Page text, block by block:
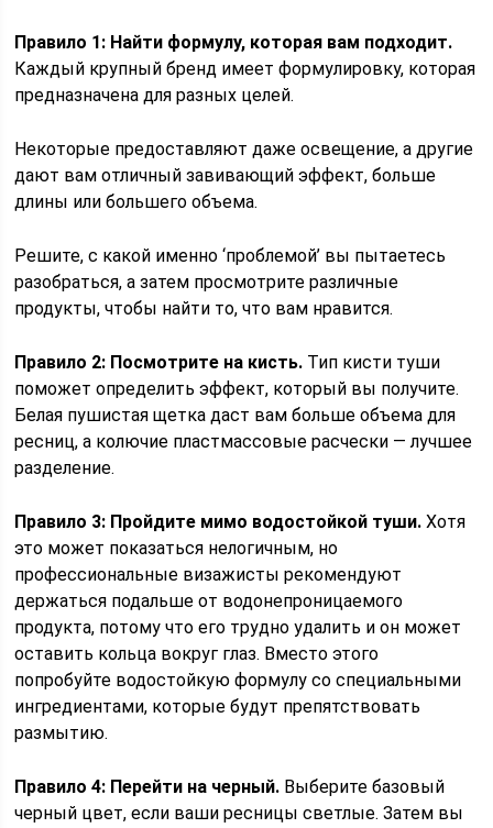
Правило 1: Найти формулу, которая вам подходит.
Каждый крупный бренд имеет формулировку, которая
предназначена для разных целей.
Некоторые предоставляют даже освещение, а другие
дают вам отличный завивающий эффект, больше
длины или большего объема.
Решите, с какой именно ‘проблемой’ вы пытаетесь
разобраться, а затем просмотрите различные
продукты, чтобы найти то, что вам нравится.
Правило 2: Посмотрите на кисть. Тип кисти туши
поможет определить эффект, который вы получите.
Белая пушистая щетка даст вам больше объема для
ресниц, а колючие пластмассовые расчески — лучшее
разделение.
Правило 3: Пройдите мимо водостойкой туши. Хотя
это может показаться нелогичным, но
профессиональные визажисты рекомендуют
держаться подальше от водонепроницаемого
продукта, потому что его трудно удалить и он может
оставить кольца вокруг глаз. Вместо этого
попробуйте водостойкую формулу со специальными
ингредиентами, которые будут препятствовать
размытию.
Правило 4: Перейти на черный. Выберите базовый
черный цвет, если ваши ресницы светлые. Затем вы